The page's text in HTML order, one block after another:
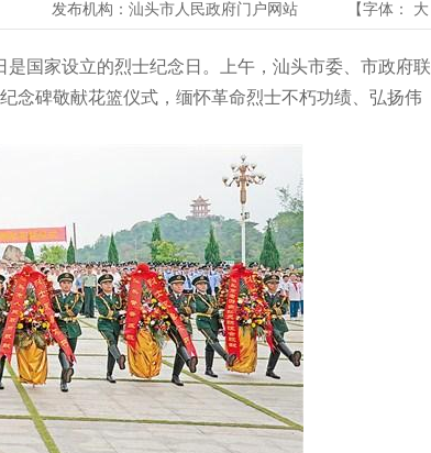
发布机构： 汕头市人民政府门户网站 【字体： 大
国家设立的烈士纪念日。上午，汕头市委、市政府联
念碑敬献花篮仪式，缅怀革命烈士不朽功绩、弘扬伟